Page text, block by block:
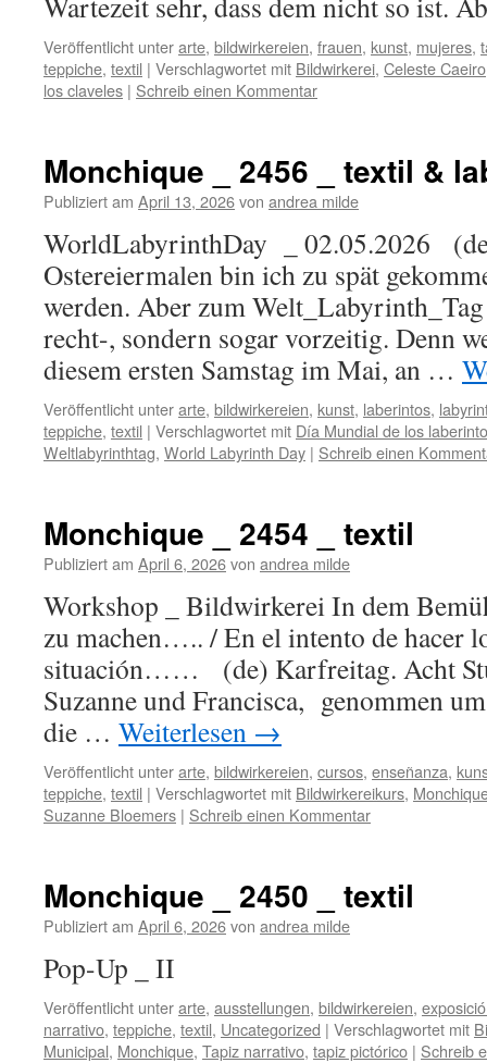
Veröffentlicht unterarte, bildwirkereien, frauen, kunst, mujeres,
teppiche, textil | Verschlagwortet mit Bildwirkerei, Celeste Caeiro
los claveles | Schreib einen Kommentar
Monchique _ 2456 _ textil &
Publiziert am April 13, 2026von andrea milde
WorldLabyrinthDay _ 02.05.2026
Ostereiermalen bin ich zu spät
werden. Aber zum
recht-, sondern sogar vorzeitig. Denn
diesem ersten Samstag im Mai, an …
Veröffentlicht unterarte, bildwirkereien, kunst, laberintos,
teppiche, textil | Verschlagwortet mit Día Mundial de los
Weltlabyrinthtag, World Labyrinth Day | Schreib einen
Monchique _ 2454 _ textil
Publiziert am April 6, 2026von andrea milde
Workshop _ Bildwirkerei In dem
zu machen….. / En el intento de hacer
situación…… (de) Karfreitag. Acht
Suzanne und Francisca, genommen
die … Weiterlesen →
Veröffentlicht unterarte, bildwirkereien, cursos, enseñanza,
teppiche, textil | Verschlagwortet mit Bildwirkereikurs,
Suzanne Bloemers | Schreib einen Kommentar
Monchique _ 2450 _ textil
Publiziert am April 6, 2026von andrea milde
Pop-Up
Veröffentlicht unterarte, ausstellungen, bildwirkereien,
narrativo, teppiche, textil, Uncategorized | Verschlagwortet mit
Municipal, Monchique, Tapiz narrativo, tapiz pictórico | Schreib